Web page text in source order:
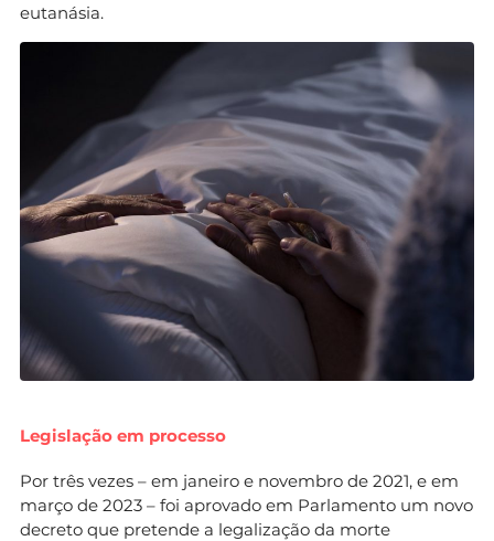
eutanásia.
Legislação em processo
Por três vezes – em janeiro e novembro de 2021, e em
março de 2023 – foi aprovado em Parlamento um novo
decreto que pretende a legalização da morte